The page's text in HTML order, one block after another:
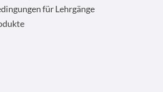
für Lehrgänge